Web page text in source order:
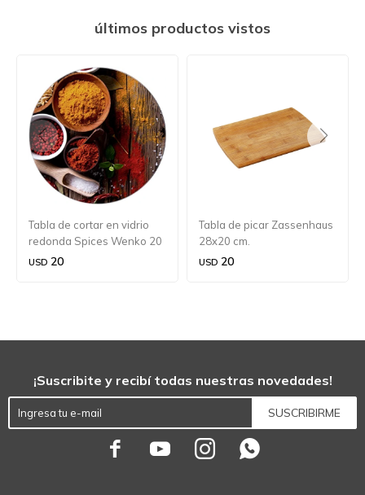
últimos productos vistos
Tabla de cortar en vidrio
redonda Spices Wenko 20
cm.
USD 20
Tabla de picar Zassenhaus
28x20 cm.
USD 20
¡Suscribite y recibí todas nuestras novedades!
SUSCRIBIRME
   